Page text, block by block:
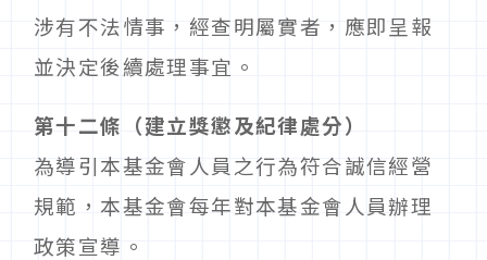
涉有不法情事，經查明屬實者，應即呈報
並決定後續處理事宜。
第十二條（建立獎懲及紀律處分）
為導引本基金會人員之行為符合誠信經營
規範，本基金會每年對本基金會人員辦理
政策宣導。